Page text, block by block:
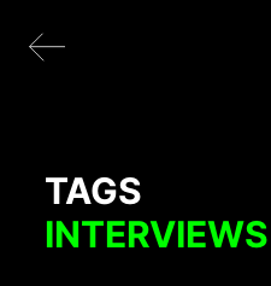
TAGS
INTERVIEWS